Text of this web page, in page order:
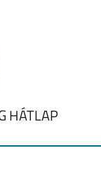
HÁTLAP